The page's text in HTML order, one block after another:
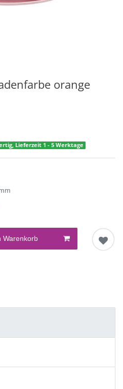
orange
Lieferzeit 1 - 5 Werktage
Warenkorb